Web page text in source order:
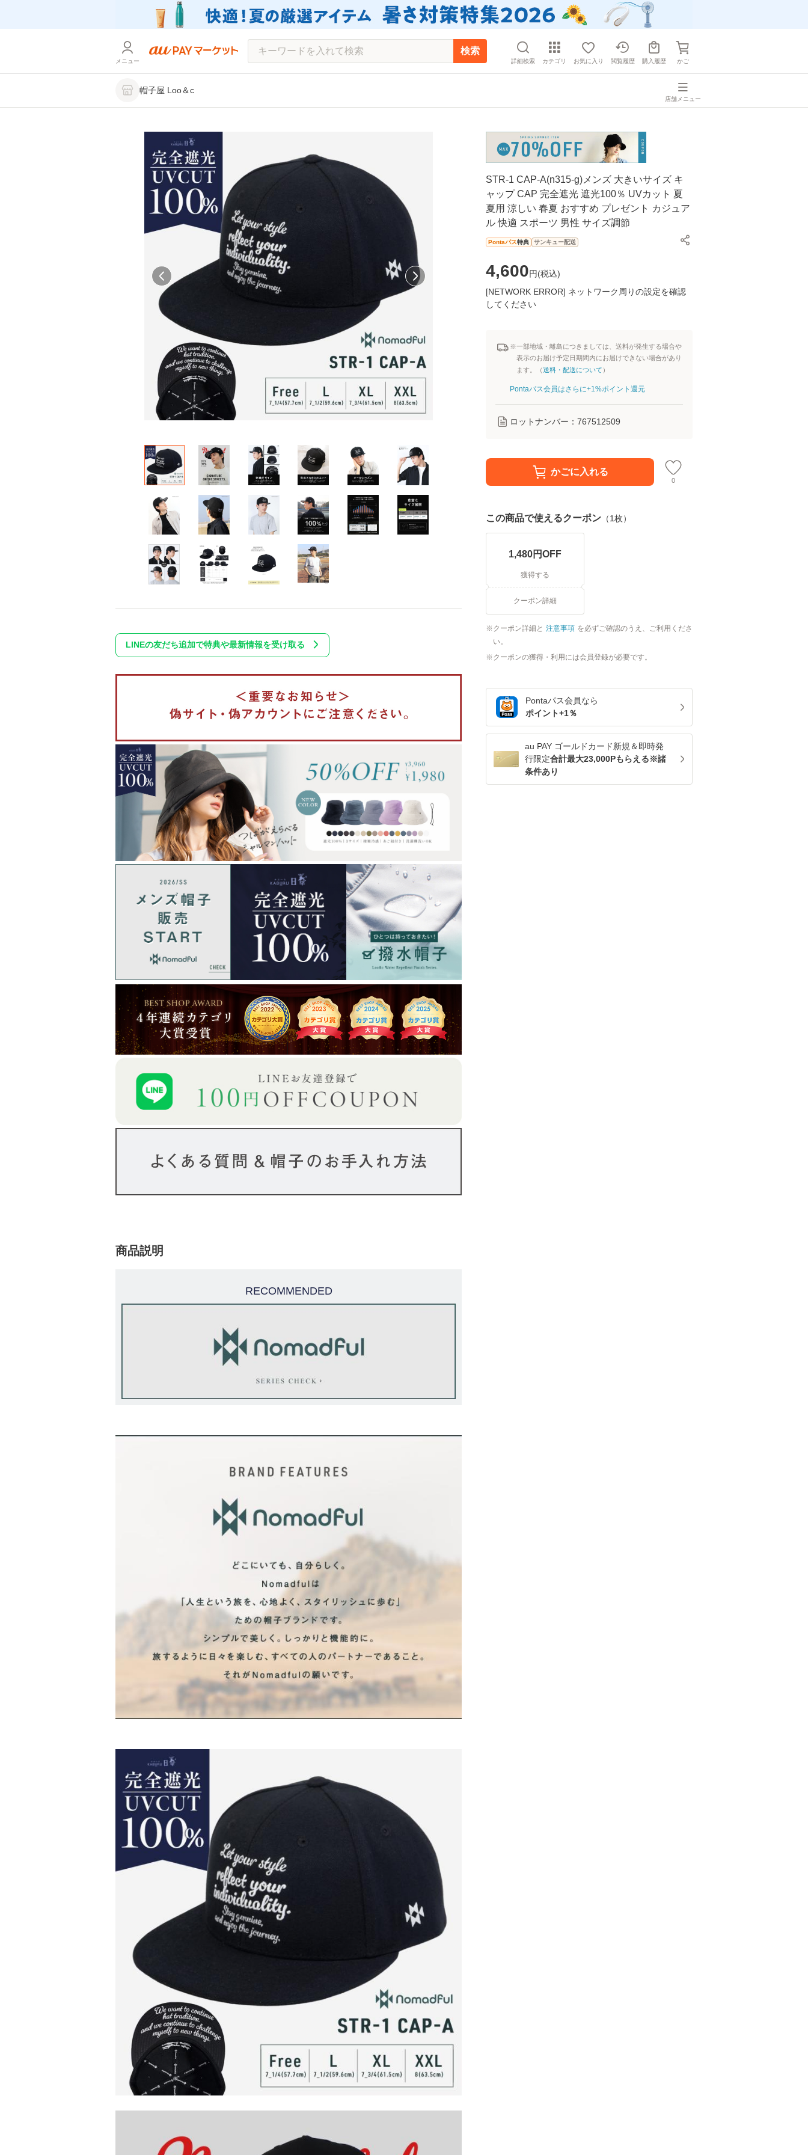
メニュー
検索
詳細検索 カテゴリ お気に入り 閲覧履歴 購入履歴 かご
帽子屋 Loo＆c
店舗メニュー
STR-1 CAP-A(n315-g)メンズ 大きいサイズ キ
ャップ CAP 完全遮光 遮光100％ UVカット 夏
夏用 涼しい 春夏 おすすめ プレゼント カジュア
ル 快適 スポーツ 男性 サイズ調節
Pontaパス特典 サンキュー配送
4,600円(税込)
[NETWORK ERROR] ネットワーク周りの設定を確認
してください
※一部地域・離島につきましては、送料が発生する場合や
表示のお届け予定日期間内にお届けできない場合があり
ます。（送料・配送について ）
Pontaパス会員はさらに+1%ポイント還元
ロットナンバー： 767512509
かごに入れる
0
この商品で使えるクーポン （1枚）
1,480円OFF
獲得する
クーポン詳細
クーポン詳細と 注意事項 を必ずご確認のうえ、ご利用くださ
い。
クーポンの獲得・利用には会員登録が必要です。
Pontaパス会員なら
ポイント+1％
au PAY ゴールドカード新規＆即時発
行限定合計最大23,000Pもらえる※諸
条件あり
LINEの友だち追加で特典や最新情報を受け取る
商品説明
RECOMMENDED